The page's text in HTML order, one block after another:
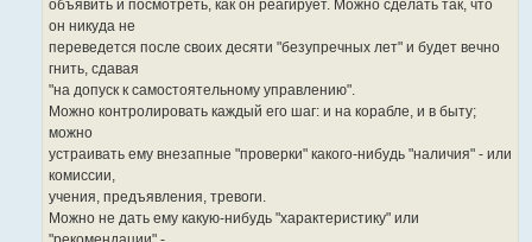
объявить и посмотреть, как он реагирует. Можно сделать так, что
он никуда не
переведется после своих десяти "безупречных лет" и будет вечно
гнить, сдавая
"на допуск к самостоятельному управлению".
Можно контролировать каждый его шаг: и на корабле, и в быту;
можно
устраивать ему внезапные "проверки" какого-нибудь "наличия" - или
комиссии,
учения, предъявления, тревоги.
Можно не дать ему какую-нибудь "характеристику" или